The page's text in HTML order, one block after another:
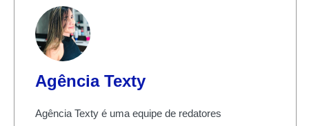
Agência Texty
Agência Texty é uma equipe de redatores